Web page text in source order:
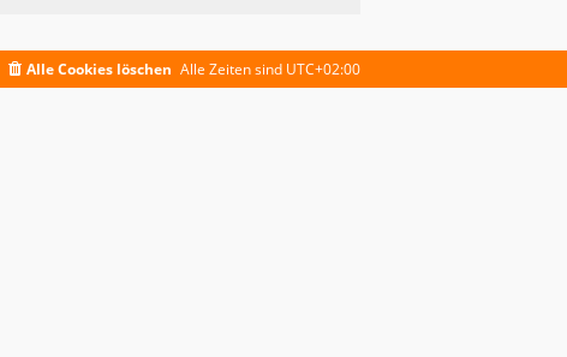
Alle Zeiten sind UTC+02:00
Alle Cookies löschen